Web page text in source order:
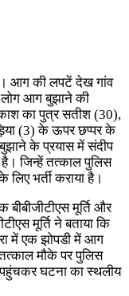
आग की लपटें देख गांव
आग बुझाने की
का पुत्र सतीश (30),
(3) के ऊपर छप्पर के
के प्रयास में संदीप
जिन्हें तत्काल पुलिस
भर्ती कराया है।
मूर्ति और
मूर्ति ने बताया कि
में एक झोपडी में आग
मौके पर पुलिस
पहुंचकर घटना का स्थलीय